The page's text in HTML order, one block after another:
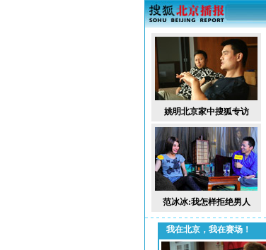
姚明北京家中搜狐专访
范冰冰:我怎样拒绝男人
我在北京，我在赛场！